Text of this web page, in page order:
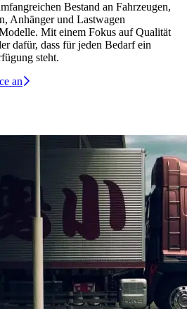
Bestand an Fahrzeugen,
Anhänger und Lastwagen
Mit einem Fokus auf Qualität
dafür, dass für jeden Bedarf ein
steht.
an